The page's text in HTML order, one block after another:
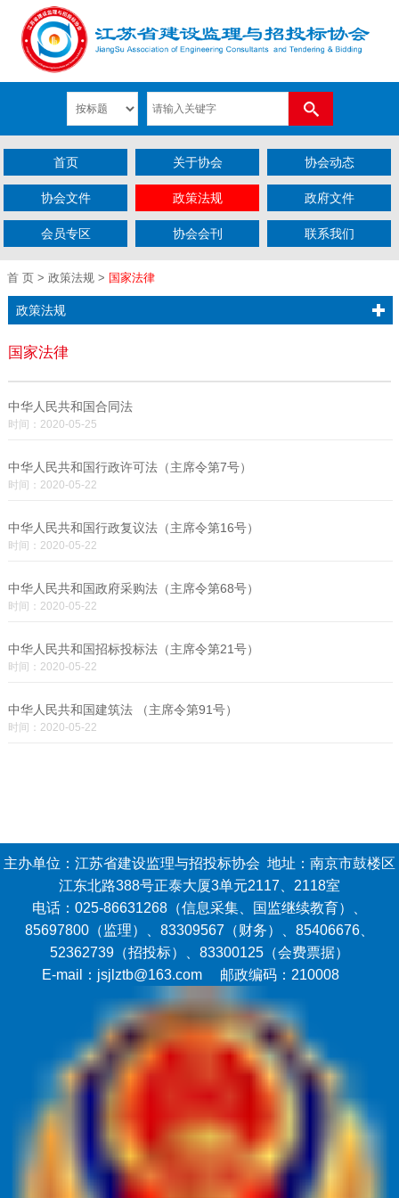
首页 关于协会 协会动态
协会文件 政策法规 政府文件
会员专区 协会会刊 联系我们
首 页 > 政策法规 > 国家法律
政策法规
国家法律
中华人民共和国合同法
时间：2020-05-25
中华人民共和国行政许可法（主席令第7号）
时间：2020-05-22
中华人民共和国行政复议法（主席令第16号）
时间：2020-05-22
中华人民共和国政府采购法（主席令第68号）
时间：2020-05-22
中华人民共和国招标投标法（主席令第21号）
时间：2020-05-22
中华人民共和国建筑法 （主席令第91号）
时间：2020-05-22
主办单位：江苏省建设监理与招投标协会 地址：南京市鼓楼区
江东北路388号正泰大厦3单元2117、2118室
电话：025-86631268（信息采集、国监继续教育）、
85697800（监理）、83309567（财务）、85406676、
52362739（招投标）、83300125（会费票据）
E-mail：jsjlztb@163.com 邮政编码：210008